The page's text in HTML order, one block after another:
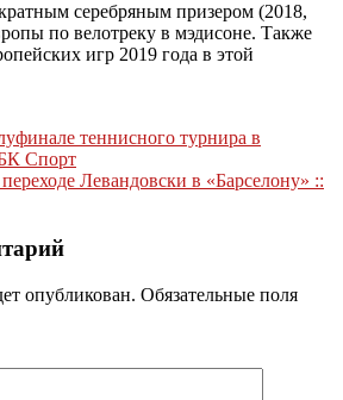
серебряным призером (2018,
по велотреку в мэдисоне. Также
игр 2019 года в этой
теннисного турнира в
Спорт
Левандовски в «Барселону» ::
опубликован. Обязательные поля